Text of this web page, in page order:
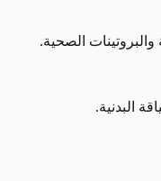
الصحية.
البدنية.